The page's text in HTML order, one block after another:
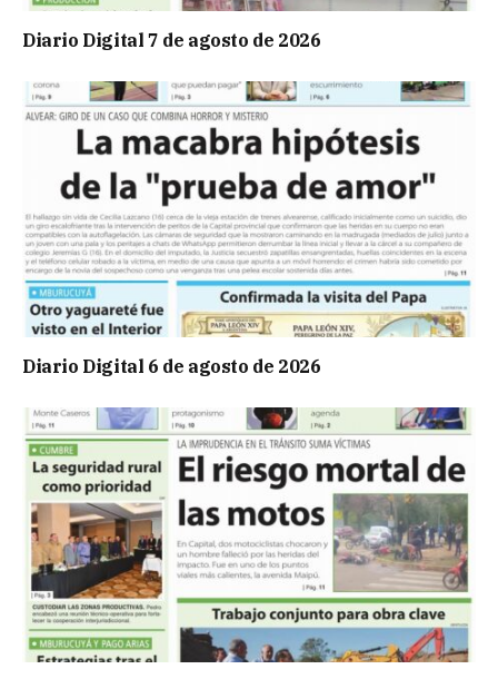
Diario Digital 7 de agosto de 2026
Diario Digital 6 de agosto de 2026